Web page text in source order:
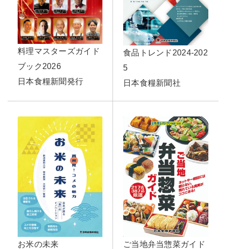
料理マスターズガイド
ブック2026
日本食糧新聞発行
食品トレンド2024-202
5
日本食糧新聞社
お米の未来
ご当地弁当惣菜ガイド